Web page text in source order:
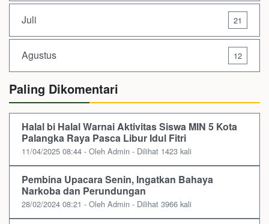
Juli 21
Agustus 12
Paling Dikomentari
Halal bi Halal Warnai Aktivitas Siswa MIN 5 Kota
Palangka Raya Pasca Libur Idul Fitri
11/04/2025 08:44 - Oleh Admin - Dilihat 1423 kali
Pembina Upacara Senin, Ingatkan Bahaya
Narkoba dan Perundungan
28/02/2024 08:21 - Oleh Admin - Dilihat 3966 kali